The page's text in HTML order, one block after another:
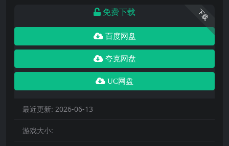
下载
免费下载
百度网盘
夸克网盘
UC网盘
最近更新: 2026-06-13
游戏大小: